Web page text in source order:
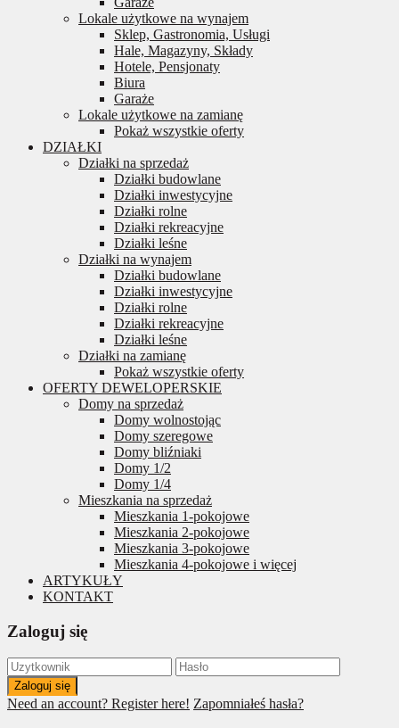
Lokale użytkowe na wynajem
Sklep, Gastronomia, Usługi
Hale, Magazyny, Składy
Hotele, Pensjonaty
Biura
Garaże
Lokale użytkowe na zamianę
Pokaż wszystkie oferty
DZIAŁKI
Działki na sprzedaż
Działki budowlane
Działki inwestycyjne
Działki rolne
Działki rekreacyjne
Działki leśne
Działki na wynajem
Działki budowlane
Działki inwestycyjne
Działki rolne
Działki rekreacyjne
Działki leśne
Działki na zamianę
Pokaż wszystkie oferty
OFERTY DEWELOPERSKIE
Domy na sprzedaż
Domy wolnostojąc
Domy szeregowe
Domy bliźniaki
Domy 1/2
Domy 1/4
Mieszkania na sprzedaż
Mieszkania 1-pokojowe
Mieszkania 2-pokojowe
Mieszkania 3-pokojowe
Mieszkania 4-pokojowe i więcej
ARTYKUŁY
KONTAKT
Zaloguj się
Zaloguj się
Need an account? Register here! Zapomniałeś hasła?